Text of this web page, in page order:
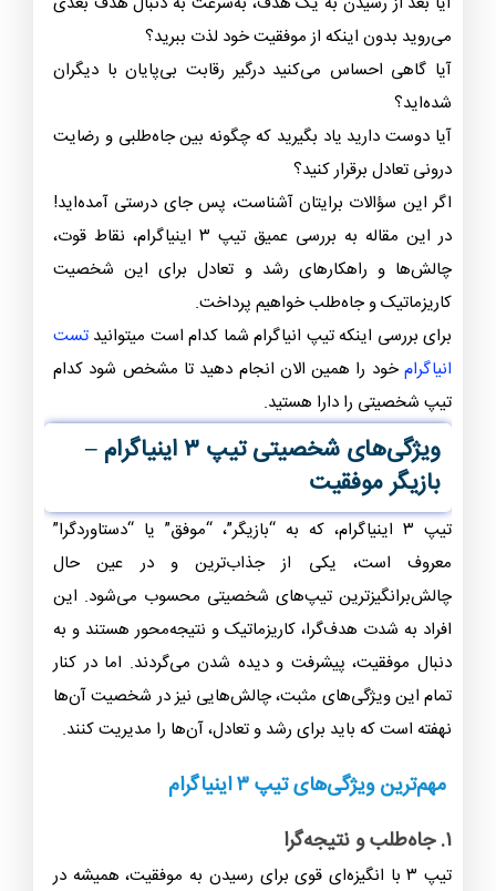
می‌روید بدون اینکه از موفقیت خود لذت ببرید؟
آیا گاهی احساس می‌کنید درگیر رقابت بی‌پایان با دیگران
شده‌اید؟
آیا دوست دارید یاد بگیرید که چگونه بین جاه‌طلبی و رضایت
درونی تعادل برقرار کنید؟
اگر این سؤالات برایتان آشناست، پس جای درستی آمده‌اید!
در این مقاله به بررسی عمیق تیپ ۳ اینیاگرام، نقاط قوت،
چالش‌ها و راهکارهای رشد و تعادل برای این شخصیت
کاریزماتیک و جاه‌طلب خواهیم پرداخت.
برای بررسی اینکه تیپ انیاگرام شما کدام است میتوانید تست
انیاگرامخود را همین الان انجام دهید تا مشخص شود کدام
تیپ شخصیتی را دارا هستید.
ویژگی‌های شخصیتی تیپ ۳ اینیاگرام –
بازیگر موفقیت
تیپ ۳ اینیاگرام، که به “بازیگر”، “موفق” یا “دستاوردگرا”
معروف است، یکی از جذاب‌ترین و در عین حال
چالش‌برانگیزترین تیپ‌های شخصیتی محسوب می‌شود. این
افراد به شدت هدف‌گرا، کاریزماتیک و نتیجه‌محور هستند و به
دنبال موفقیت، پیشرفت و دیده شدن می‌گردند. اما در کنار
تمام این ویژگی‌های مثبت، چالش‌هایی نیز در شخصیت آن‌ها
نهفته است که باید برای رشد و تعادل، آن‌ها را مدیریت کنند.
مهم‌ترین ویژگی‌های تیپ ۳ اینیاگرام
۱. جاه‌طلب و نتیجه‌گرا
تیپ ۳ با انگیزه‌ای قوی برای رسیدن به موفقیت، همیشه در